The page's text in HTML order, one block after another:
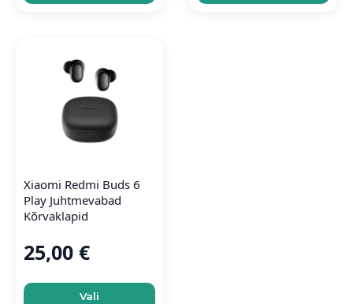
has
options
chosen
product
page
has
Xiaomi Redmi Buds 6
Play Juhtmevabad
Kõrvaklapid
25,00 €
Vali
This